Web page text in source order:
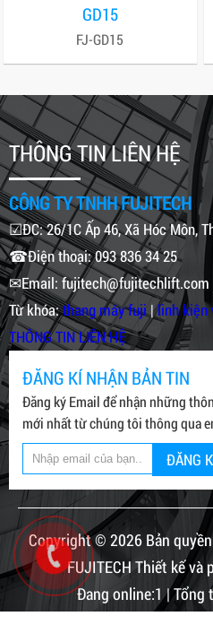
GD15
FJ-GD15
THÔNG TIN LIÊN HỆ
CÔNG TY TNHH FUJITECH
☑ĐC: 26/1C Ấp 46, Xã Hóc Môn,
☎Điện thoại: 093 836 34 25
✉Email: fujitech@fujitechlift.com
Từ khóa:thang máy fuji|linh kiện
THÔNG TIN LIÊN HỆ
ĐĂNG KÍ NHẬN BẢN TIN
Đăng ký Email để nhận những
mới nhất từ chúng tôi thông qua
ĐĂNG
Copyright © 2026 Bản quyền
FUJITECH Thiết kế và
Đang online:1 | Tổng